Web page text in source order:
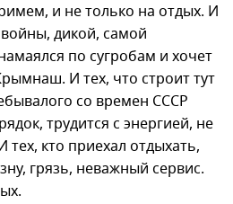
и не только на отдых. И
войны, дикой, самой
по сугробам и хочет
И тех, что строит тут
со времен СССР
трудится с энергией, не
кто приехал отдыхать,
грязь, неважный сервис.